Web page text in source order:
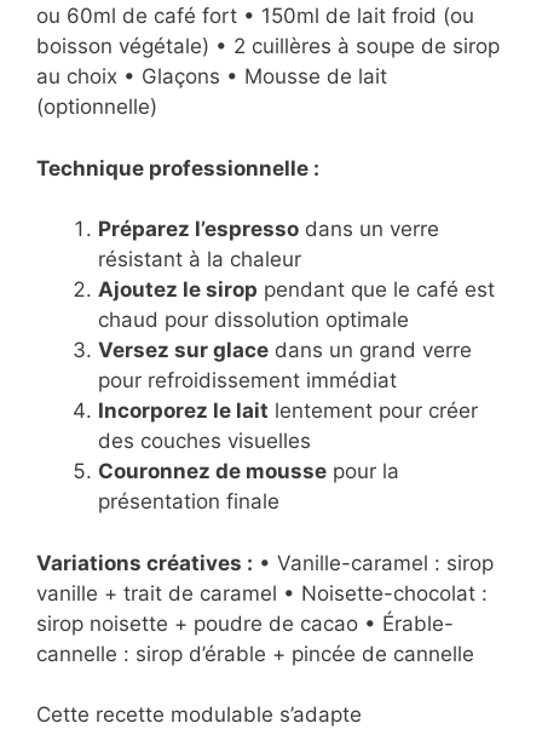
ou 60ml de café fort • 150ml de lait froid (ou
boisson végétale) • 2 cuillères à soupe de sirop
au choix • Glaçons • Mousse de lait
(optionnelle)
Technique professionnelle :
Préparez l’espresso dans un verre
résistant à la chaleur
Ajoutez le sirop pendant que le café est
chaud pour dissolution optimale
Versez sur glace dans un grand verre
pour refroidissement immédiat
Incorporez le lait lentement pour créer
des couches visuelles
Couronnez de mousse pour la
présentation finale
Variations créatives : • Vanille-caramel : sirop
vanille + trait de caramel • Noisette-chocolat :
sirop noisette + poudre de cacao • Érable-
cannelle : sirop d’érable + pincée de cannelle
Cette recette modulable s’adapte